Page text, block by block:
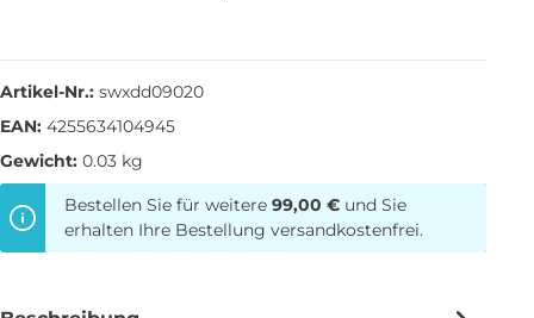
Artikel-Nr.: swxdd09020
EAN: 4255634104945
Gewicht: 0.03 kg
Bestellen Sie für weitere 99,00 € und Sie
erhalten Ihre Bestellung versandkostenfrei.